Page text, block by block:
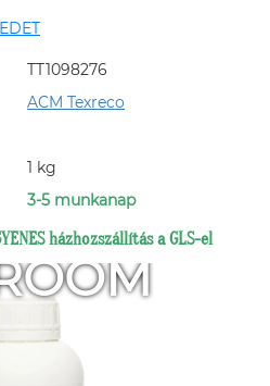
TT1098276
ACM Texreco
1 kg
3-5 munkanap
házhozszállítás a GLS-el